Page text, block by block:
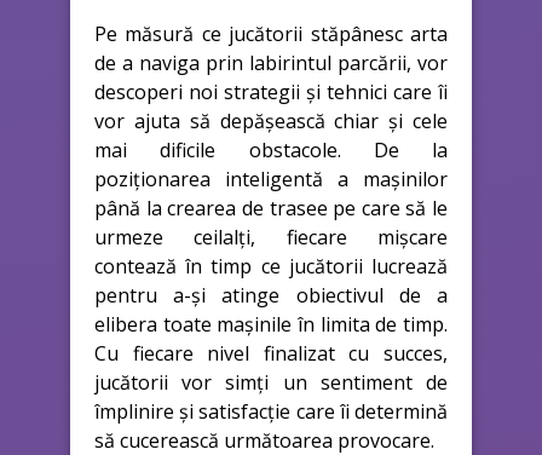
Pe măsură ce jucătorii stăpânesc arta
de a naviga prin labirintul parcării, vor
descoperi noi strategii și tehnici care îi
vor ajuta să depășească chiar și cele
mai dificile obstacole. De la
poziționarea inteligentă a mașinilor
până la crearea de trasee pe care să le
urmeze ceilalți, fiecare mișcare
contează în timp ce jucătorii lucrează
pentru a-și atinge obiectivul de a
elibera toate mașinile în limita de timp.
Cu fiecare nivel finalizat cu succes,
jucătorii vor simți un sentiment de
împlinire și satisfacție care îi determină
să cucerească următoarea provocare.